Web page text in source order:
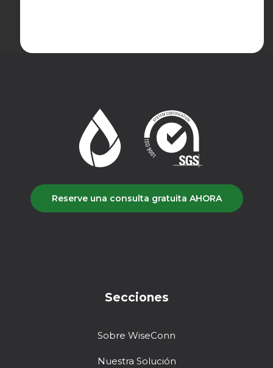
Reserve una consulta gratuita AHORA
Secciones
Sobre WiseConn
Nuestra Solución